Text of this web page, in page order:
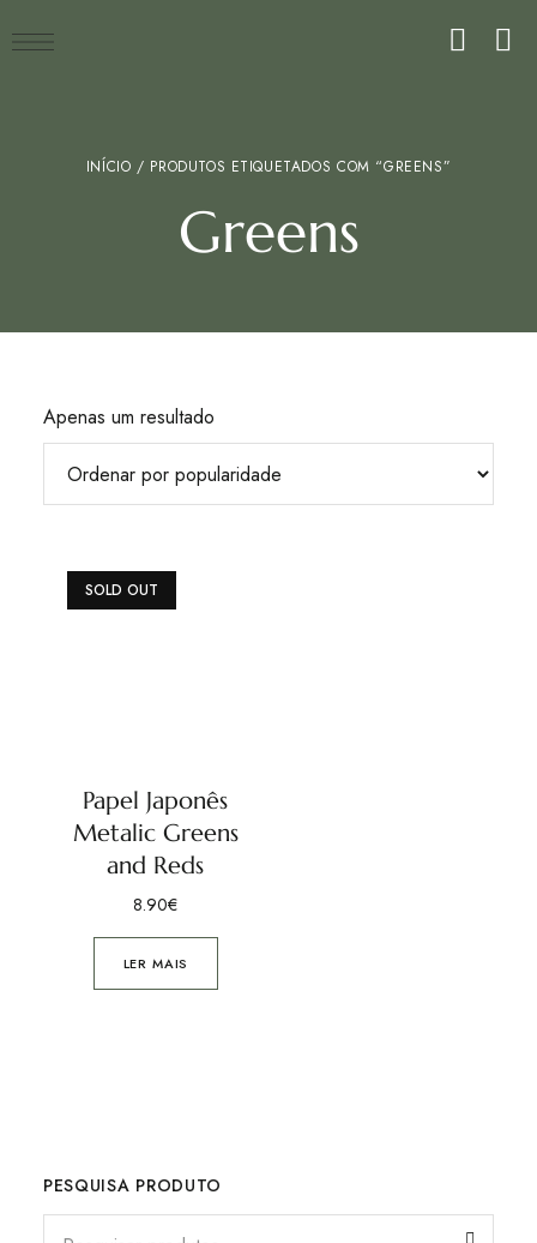
INÍCIO / PRODUTOS ETIQUETADOS COM “GREENS”
Greens
Apenas um resultado
SOLD OUT
Papel Japonês
Metalic Greens
and Reds
8.90€
LER MAIS
PESQUISA PRODUTO